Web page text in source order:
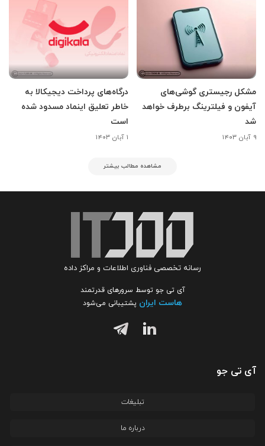
مشکل رجیستری گوشی‌های
آیفون و فیلترینگ برطرف خواهد
شد
۹ آبان ۱۴۰۳
درگاه‌های پرداخت دیجیکالا به
خاطر تعلیق اینماد مسدود شده
است
۱ آبان ۱۴۰۳
مشاهده مطالب بیشتر
رسانه تخصصی فناوری اطلاعات و مراکز داده
آی تی جو توسط سرورهای قدرتمند
هاست ایران پشتیبانی می‌شود
آی تی جو
تبلیغات
درباره ما